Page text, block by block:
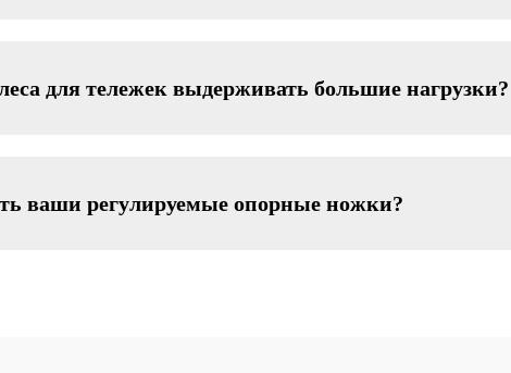
для тележек выдерживать большие нагрузки?
ваши регулируемые опорные ножки?